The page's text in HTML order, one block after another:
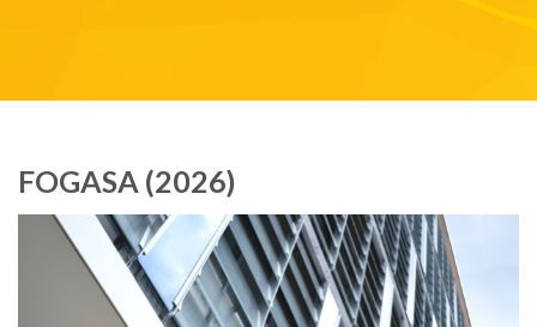
FOGASA (2026)